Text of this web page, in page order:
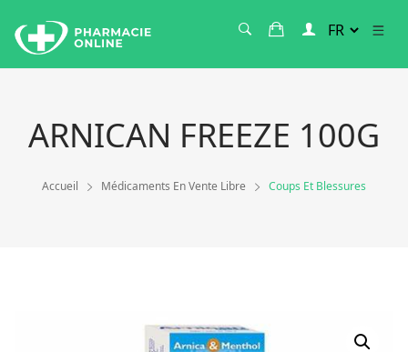
ARNICAN FREEZE 100G
Accueil Médicaments En Vente Libre Coups Et Blessures